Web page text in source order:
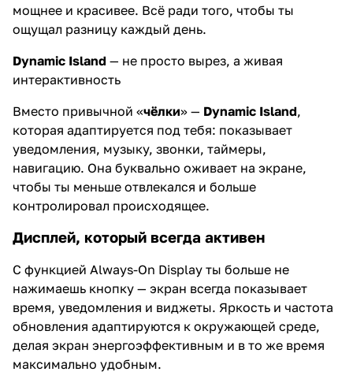
мощнее и красивее. Всё ради того, чтобы ты
ощущал разницу каждый день.
Dynamic Island — не просто вырез, а живая
интерактивность
Вместо привычной «чёлки» — Dynamic Island,
которая адаптируется под тебя: показывает
уведомления, музыку, звонки, таймеры,
навигацию. Она буквально оживает на экране,
чтобы ты меньше отвлекался и больше
контролировал происходящее.
Дисплей, который всегда активен
С функцией Always-On Display ты больше не
нажимаешь кнопку — экран всегда показывает
время, уведомления и виджеты. Яркость и частота
обновления адаптируются к окружающей среде,
делая экран энергоэффективным и в то же время
максимально удобным.